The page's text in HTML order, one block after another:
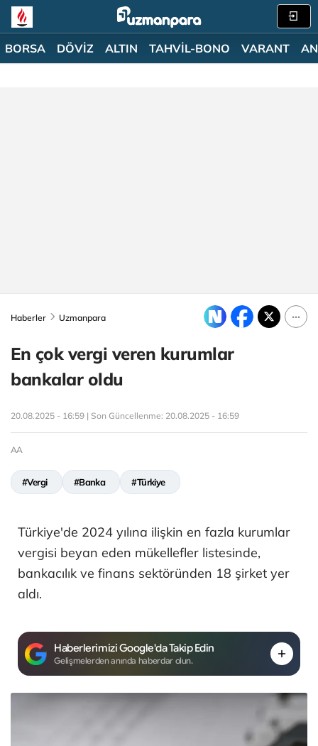
BORSA DÖVİZ ALTIN TAHVİL-BONO VARANT
Haberler Uzmanpara
En çok vergi veren kurumlar
bankalar oldu
20.08.2025 - 16:59 | Son Güncellenme: 20.08.2025 - 16:59
AA
#Vergi #Banka #Türkiye
Türkiye'de 2024 yılına ilişkin en fazla kurumlar
vergisi beyan eden mükellefler listesinde,
bankacılık ve finans sektöründen 18 şirket yer
aldı.
Haberlerimizi Google'da Takip Edin
Gelişmelerden anında haberdar olun.